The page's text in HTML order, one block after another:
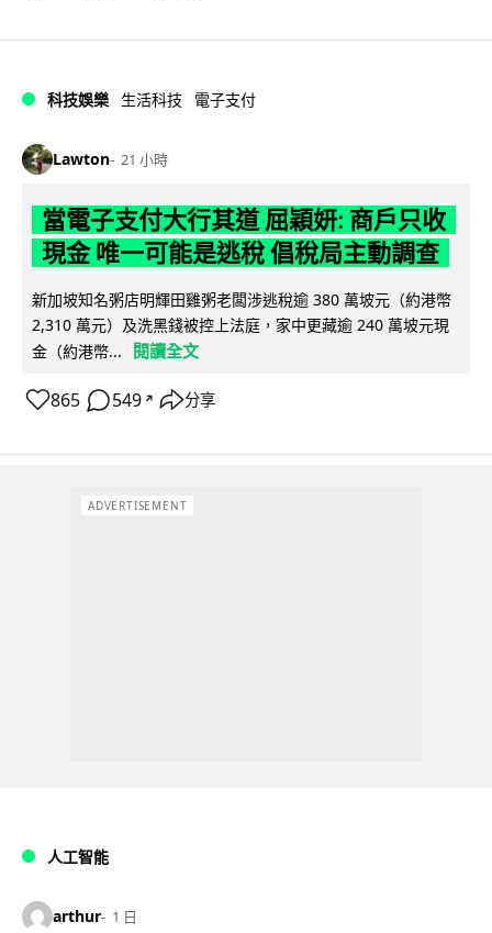
科技娛樂 生活科技 電子支付
Lawton 21 小時
當電子支付大行其道 屈穎妍: 商戶只收
現金 唯一可能是逃稅 倡稅局主動調查
新加坡知名粥店明輝田雞粥老闆涉逃稅逾 380 萬坡元（約港幣
2,310 萬元）及洗黑錢被控上法庭，家中更藏逾 240 萬坡元現
金（約港幣...
閱讀全文
865 549 ↗ 分享
ADVERTISEMENT
人工智能
arthur 1 日